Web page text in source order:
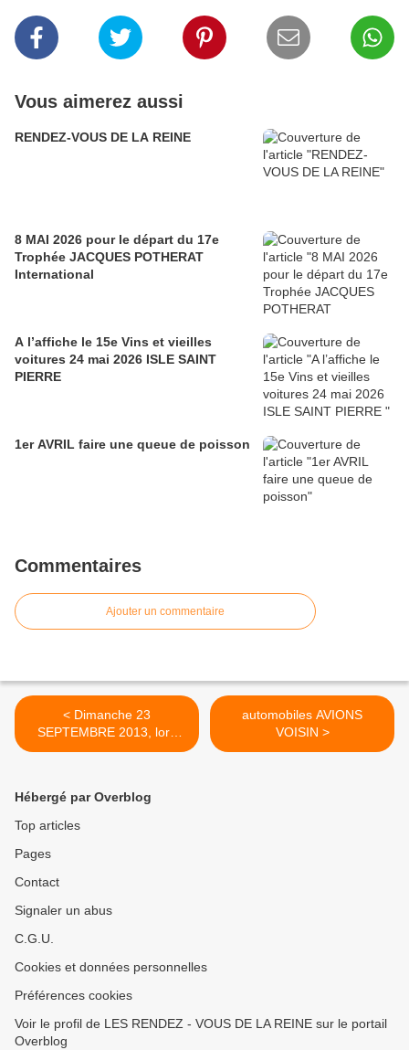
Vous aimerez aussi
RENDEZ-VOUS DE LA REINE
8 MAI 2026 pour le départ du 17e
Trophée JACQUES POTHERAT
International
A l’affiche le 15e Vins et vieilles
voitures 24 mai 2026 ISLE SAINT
PIERRE
1er AVRIL faire une queue de poisson
Commentaires
Ajouter un commentaire
< Dimanche 23
SEPTEMBRE 2013, lors
des 24 TOURS de
automobiles AVIONS
VOISIN >
Hébergé par Overblog
Top articles
Pages
Contact
Signaler un abus
C.G.U.
Cookies et données personnelles
Préférences cookies
Voir le profil de LES RENDEZ - VOUS DE LA REINE sur le portail
Overblog